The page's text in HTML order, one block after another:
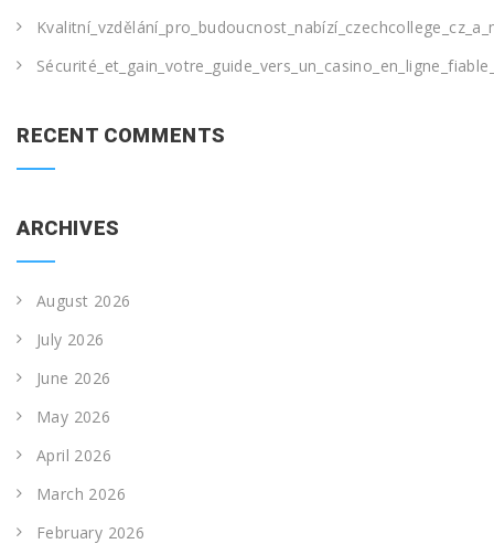
RECENT COMMENTS
ARCHIVES
August 2026
July 2026
June 2026
May 2026
April 2026
March 2026
February 2026